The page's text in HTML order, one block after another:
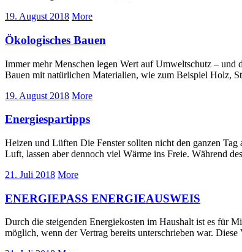
19. August 2018 More
Ökologisches Bauen
Immer mehr Menschen legen Wert auf Umweltschutz – und
Bauen mit natürlichen Materialien, wie zum Beispiel Holz,
19. August 2018 More
Energiespartipps
Heizen und Lüften Die Fenster sollten nicht den ganzen
Luft, lassen aber dennoch viel Wärme ins Freie. Während
21. Juli 2018 More
ENERGIEPASS ENERGIEAUSWEIS
Durch die steigenden Energiekosten im Haushalt ist es für
möglich, wenn der Vertrag bereits unterschrieben war.